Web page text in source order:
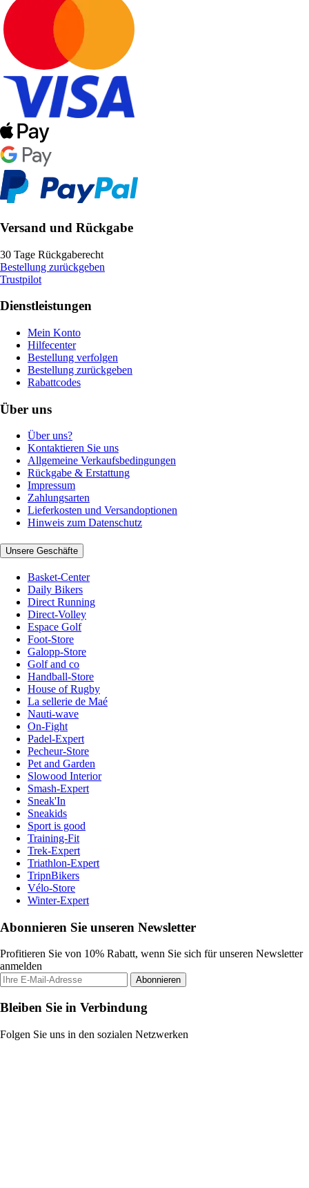
Versand und Rückgabe
30 Tage Rückgaberecht
Bestellung zurückgeben
Trustpilot
Dienstleistungen
Mein Konto
Hilfecenter
Bestellung verfolgen
Bestellung zurückgeben
Rabattcodes
Über uns
Über uns?
Kontaktieren Sie uns
Allgemeine Verkaufsbedingungen
Rückgabe & Erstattung
Impressum
Zahlungsarten
Lieferkosten und Versandoptionen
Hinweis zum Datenschutz
Unsere Geschäfte
Basket-Center
Daily Bikers
Direct Running
Direct-Volley
Espace Golf
Foot-Store
Galopp-Store
Golf and co
Handball-Store
House of Rugby
La sellerie de Maé
Nauti-wave
On-Fight
Padel-Expert
Pecheur-Store
Pet and Garden
Slowood Interior
Smash-Expert
Sneak'In
Sneakids
Sport is good
Training-Fit
Trek-Expert
Triathlon-Expert
TripnBikers
Vélo-Store
Winter-Expert
Abonnieren Sie unseren Newsletter
Profitieren Sie von 10% Rabatt, wenn Sie sich für unseren Newsletter
anmelden
Abonnieren
Bleiben Sie in Verbindung
Folgen Sie uns in den sozialen Netzwerken